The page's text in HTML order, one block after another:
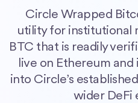
Circle Wrapped
utility for institutional
BTC that is readily
live on Ethereum
into Circle’s
wider DeFi